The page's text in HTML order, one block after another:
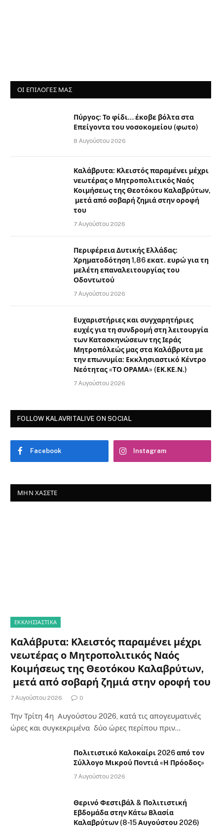
ΟΙ ΕΠΙΛΟΓΈΣ ΜΑΣ
Πύργος: Το φίδι… έκοβε βόλτα στα
Επείγοντα του νοσοκομείου (φωτο)
8 Αυγούστου 2026
Καλάβρυτα: Κλειστός παραμένει μέχρι
νεωτέρας ο Μητροπολιτικός Ναός
Κοιμήσεως της Θεοτόκου Καλαβρύτων,
μετά από σοβαρή ζημιά στην οροφή
του
7 Αυγούστου 2026
Περιφέρεια Δυτικής Ελλάδας:
Χρηματοδότηση 1,86 εκατ. ευρώ για τη
μελέτη επαναλειτουργίας του
Οδοντωτού
7 Αυγούστου 2026
Ευχαριστήριες και συγχαρητήριες
ευχές για τη συνδρομή στη λειτουργία
των Κατασκηνώσεων της Ιεράς
Μητροπόλεώς μας στα Καλάβρυτα με
την επωνυμία: Εκκλησιαστικό Κέντρο
Νεότητας «ΤΟ ΟΡΑΜΑ» (ΕΚ.ΚΕ.Ν.)
7 Αυγούστου 2026
FOLLOW KALAVRITALIVE ON SOCIAL
Facebook Instagram
ΜΗΝ ΧΆΣΕΤΕ
ΕΚΚΛΗΣΙΑΣΤΙΚΑ
Καλάβρυτα: Κλειστός παραμένει μέχρι
νεωτέρας ο Μητροπολιτικός Ναός
Κοιμήσεως της Θεοτόκου Καλαβρύτων,
μετά από σοβαρή ζημιά στην οροφή του
7 Αυγούστου 2026 0
Την Τρίτη 4η Αυγούστου 2026, κατά τις απογευματινές
ώρες και συγκεκριμένα δύο ώρες περίπου πριν…
Πολιτιστικό Καλοκαίρι 2026 από τον
Σύλλογο Μικρού Ποντιά «Η Πρόοδος»
7 Αυγούστου 2026
Θερινό Φεστιβάλ & Πολιτιστική
Εβδομάδα στην Κάτω Βλασία
Καλαβρύτων (8-15 Αυγούστου 2026)